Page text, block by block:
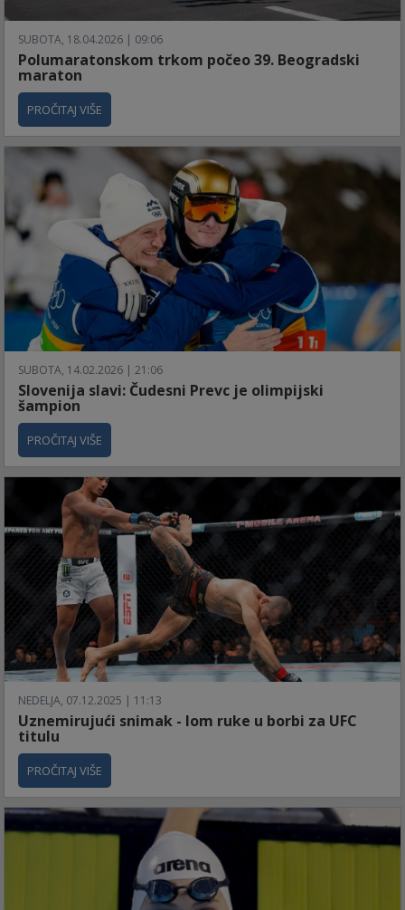
SUBOTA, 18.04.2026 | 09:06
Polumaratonskom trkom počeo 39. Beogradski
maraton
PROČITAJ VIŠE
SUBOTA, 14.02.2026 | 21:06
Slovenija slavi: Čudesni Prevc je olimpijski
šampion
PROČITAJ VIŠE
NEDELJA, 07.12.2025 | 11:13
Uznemirujući snimak - lom ruke u borbi za UFC
titulu
PROČITAJ VIŠE